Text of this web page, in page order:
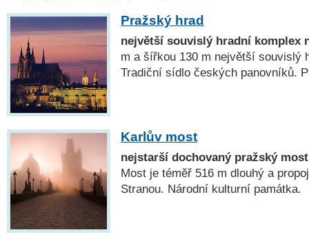
Pražský hrad
největší souvislý hradní komplex
m a šířkou 130 m největší souvislý
Tradiční sídlo českých panovníků.
Karlův most
nejstarší dochovaný pražský
Most je téměř 516 m dlouhý a
Stranou. Národní kulturní památka.